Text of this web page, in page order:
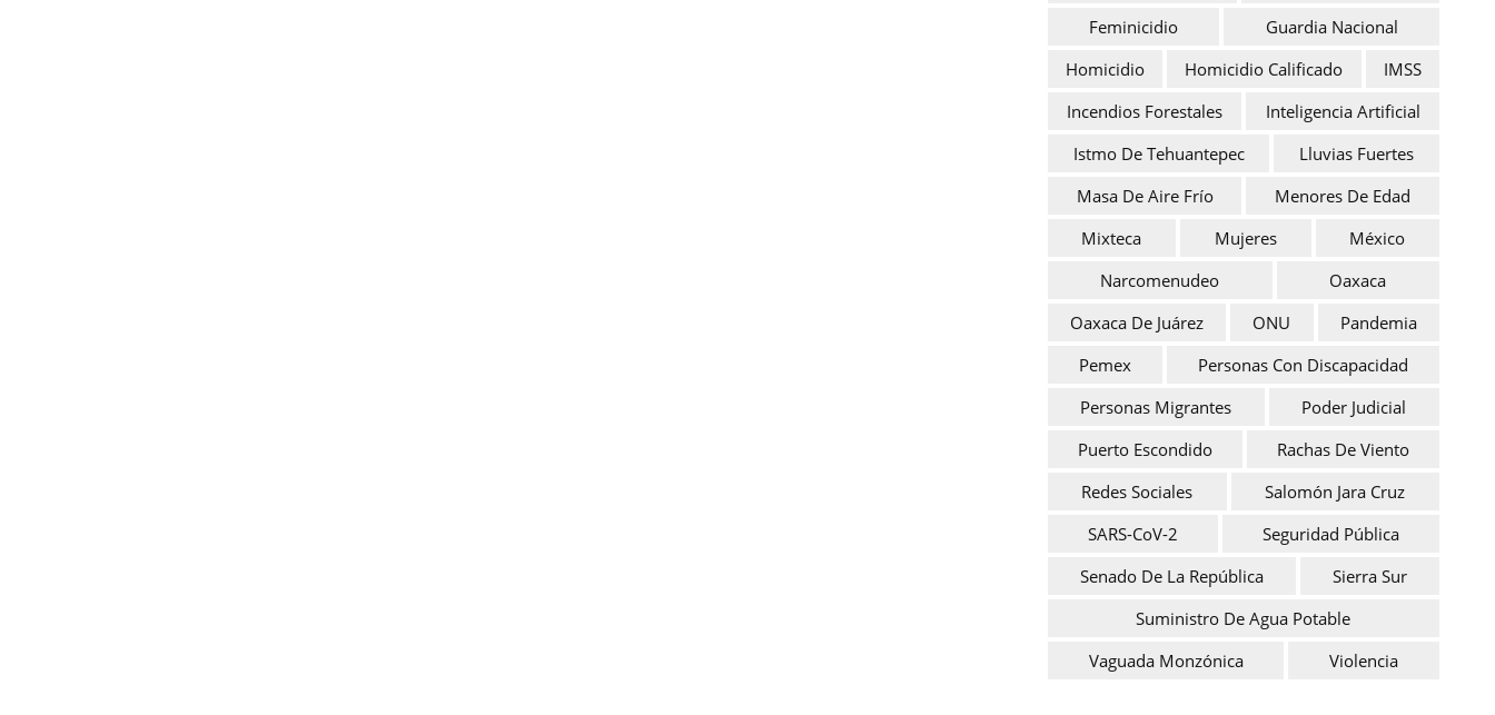
Feminicidio
Guardia Nacional
Homicidio
Homicidio Calificado
IMSS
Incendios Forestales
Inteligencia Artificial
Istmo De Tehuantepec
Lluvias Fuertes
Masa De Aire Frío
Menores De Edad
Mixteca
Mujeres
México
Narcomenudeo
Oaxaca
Oaxaca De Juárez
ONU
Pandemia
Pemex
Personas Con Discapacidad
Personas Migrantes
Poder Judicial
Puerto Escondido
Rachas De Viento
Redes Sociales
Salomón Jara Cruz
SARS-CoV-2
Seguridad Pública
Senado De La República
Sierra Sur
Suministro De Agua Potable
Vaguada Monzónica
Violencia